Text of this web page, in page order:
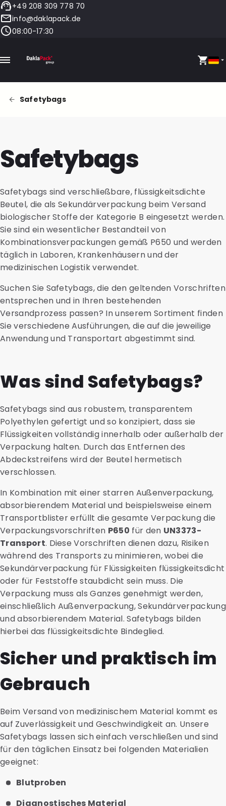
+49 208 309 778 70
info@daklapack.de
08:00-17:30
Safetybags
Safetybags
Safetybags sind verschließbare, flüssigkeitsdichte
Beutel, die als Sekundärverpackung beim Versand
biologischer Stoffe der Kategorie B eingesetzt werden.
Sie sind ein wesentlicher Bestandteil von
Kombinationsverpackungen gemäß P650 und werden
täglich in Laboren, Krankenhäusern und der
medizinischen Logistik verwendet.
Suchen Sie Safetybags, die den geltenden Vorschriften
entsprechen und in Ihren bestehenden
Versandprozess passen? In unserem Sortiment finden
Sie verschiedene Ausführungen, die auf die jeweilige
Anwendung und Transportart abgestimmt sind.
Was sind Safetybags?
Safetybags sind aus robustem, transparentem
Polyethylen gefertigt und so konzipiert, dass sie
Flüssigkeiten vollständig innerhalb oder außerhalb der
Verpackung halten. Durch das Entfernen des
Abdeckstreifens wird der Beutel hermetisch
verschlossen.
In Kombination mit einer starren Außenverpackung,
absorbierendem Material und beispielsweise einem
Transportblister erfüllt die gesamte Verpackung die
Verpackungsvorschriften P650 für den UN3373-
Transport. Diese Vorschriften dienen dazu, Risiken
während des Transports zu minimieren, wobei die
Sekundärverpackung für Flüssigkeiten flüssigkeitsdicht
oder für Feststoffe staubdicht sein muss. Die
Verpackung muss als Ganzes genehmigt werden,
einschließlich Außenverpackung, Sekundärverpackung
und absorbierendem Material. Safetybags bilden
hierbei das flüssigkeitsdichte Bindeglied.
Sicher und praktisch im
Gebrauch
Beim Versand von medizinischem Material kommt es
auf Zuverlässigkeit und Geschwindigkeit an. Unsere
Safetybags lassen sich einfach verschließen und sind
für den täglichen Einsatz bei folgenden Materialien
geeignet:
Blutproben
Diagnostisches Material